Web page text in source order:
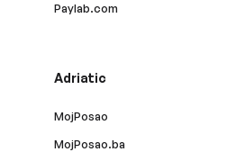
Paylab.com
Adriatic
MojPosao
MojPosao.ba